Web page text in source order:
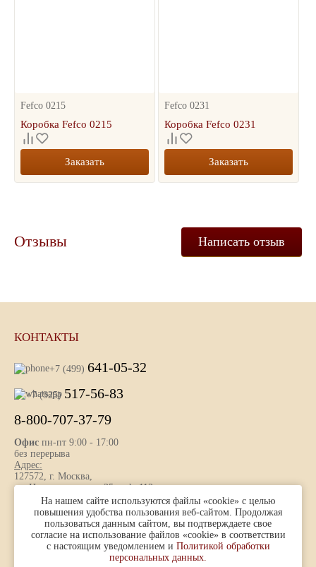
Fefco 0215
Коробка Fefco 0215
Заказать
Fefco 0231
Коробка Fefco 0231
Заказать
Отзывы Написать отзыв
КОНТАКТЫ
+7 (499) 641-05-32
+7 (925) 517-56-83
8-800-707-37-79
Офис пн-пт 9:00 - 17:00
без перерыва
Адрес:
127572, г. Москва,
ул. Новгородская, д. 25 , оф. 112
Представленная на сайте информация носит ознакомительный
характер и не является публичной офертой, определяемой ст. 437
(2) ГК РФ.
На нашем сайте используются файлы «cookie» с целью
повышения удобства пользования веб-сайтом. Продолжая
пользоваться данным сайтом, вы подтверждаете свое
согласие на использование файлов «cookie» в соответствии
с настоящим уведомлением и Политикой обработки
персональных данных.